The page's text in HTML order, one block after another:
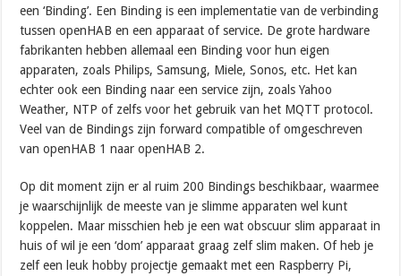
een ‘Binding’. Een Binding is een implementatie van de verbinding
tussen openHAB en een apparaat of service. De grote hardware
fabrikanten hebben allemaal een Binding voor hun eigen
apparaten, zoals Philips, Samsung, Miele, Sonos, etc. Het kan
echter ook een Binding naar een service zijn, zoals Yahoo
Weather, NTP of zelfs voor het gebruik van het MQTT protocol.
Veel van de Bindings zijn forward compatible of omgeschreven
van openHAB 1 naar openHAB 2.
Op dit moment zijn er al ruim 200 Bindings beschikbaar, waarmee
je waarschijnlijk de meeste van je slimme apparaten wel kunt
koppelen. Maar misschien heb je een wat obscuur slim apparaat in
huis of wil je een ‘dom’ apparaat graag zelf slim maken. Of heb je
zelf een leuk hobby projectje gemaakt met een Raspberry Pi,